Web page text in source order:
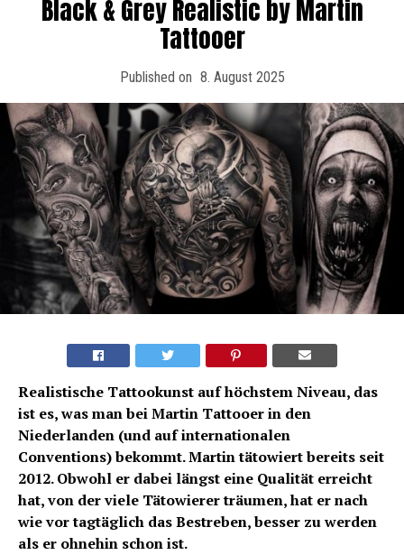
Black & Grey Realistic by Martin
Tattooer
Published on 8. August 2025
Realistische Tattookunst auf höchstem Niveau, das
ist es, was man bei Martin Tattooer in den
Niederlanden (und auf internationalen
Conventions) bekommt. Martin tätowiert bereits seit
2012. Obwohl er dabei längst eine Qualität erreicht
hat, von der viele Tätowierer träumen, hat er nach
wie vor tagtäglich das Bestreben, besser zu werden
als er ohnehin schon ist.